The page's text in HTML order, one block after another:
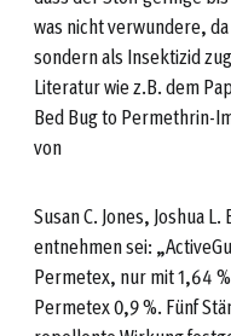
was nicht verwundere,
sondern als Insektizid
Literatur wie z.B. dem
Bed Bug to Permethrin-
von
Susan C. Jones, Joshua
entnehmen sei:
Permetex, nur mit 1,64
Permetex 0,9 %. Fünf